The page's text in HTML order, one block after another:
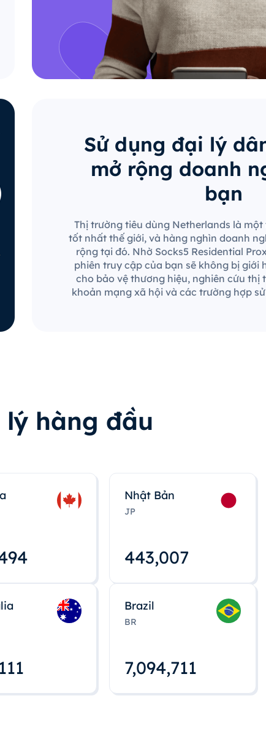
Sử dụng đại lý
mở rộng doanh
bạn
Thị trường tiêu dùng Netherlands là
tốt nhất thế giới, và hàng nghìn doanh
rộng tại đó. Nhờ Socks5 Residential
phiên truy cập của bạn sẽ không bị giới
cho bảo vệ thương hiệu, nghiên cứu thị
khoản mạng xã hội và các trường hợp
hàng đầu
Nhật Bản
JP
443,008
Brazil
BR
7,094,712